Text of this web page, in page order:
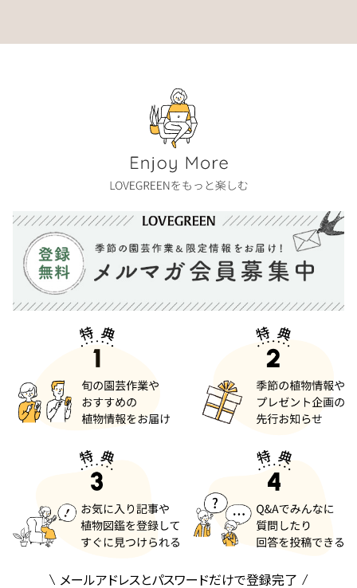
メールアドレスとパスワードだけで登録完了